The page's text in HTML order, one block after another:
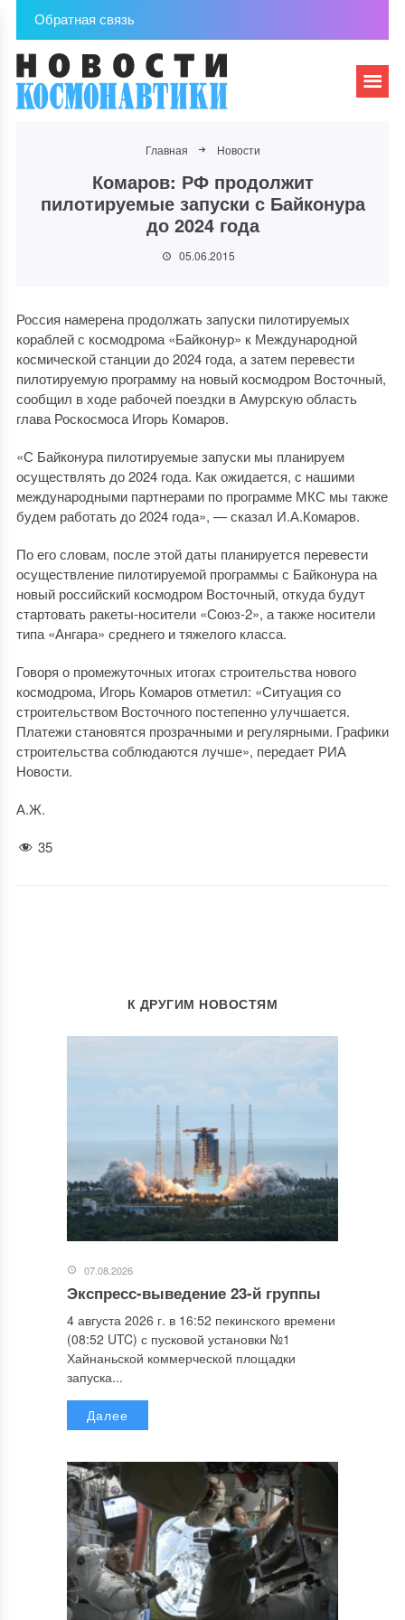
Обратная связь
Главная Новости
Комаров: РФ продолжит
пилотируемые запуски с Байконура
до 2024 года
05.06.2015
Россия намерена продолжать запуски пилотируемых
кораблей с космодрома «Байконур» к Международной
космической станции до 2024 года, а затем перевести
пилотируемую программу на новый космодром Восточный,
сообщил в ходе рабочей поездки в Амурскую область
глава Роскосмоса Игорь Комаров.
«С Байконура пилотируемые запуски мы планируем
осуществлять до 2024 года. Как ожидается, с нашими
международными партнерами по программе МКС мы также
будем работать до 2024 года», — сказал И.А.Комаров.
По его словам, после этой даты планируется перевести
осуществление пилотируемой программы с Байконура на
новый российский космодром Восточный, откуда будут
стартовать ракеты-носители «Союз-2», а также носители
типа «Ангара» среднего и тяжелого класса.
Говоря о промежуточных итогах строительства нового
космодрома, Игорь Комаров отметил: «Ситуация со
строительством Восточного постепенно улучшается.
Платежи становятся прозрачными и регулярными. Графики
строительства соблюдаются лучше», передает РИА
Новости.
А.Ж.
35
К ДРУГИМ НОВОСТЯМ
07.08.2026
Экспресс-выведение 23-й группы
4 августа 2026 г. в 16:52 пекинского времени
(08:52 UTC) с пусковой установки №1
Хайнаньской коммерческой площадки
запуска...
Далее